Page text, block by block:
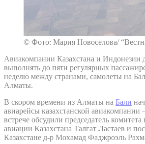
© Фото: Мария Новоселова/
Авиакомпании Казахстана и Индонезии
выполнять до пяти регулярных
неделю между странами, самолеты на
Алматы.
В скором времени из Алматы на Бали
авиарейсы казахстанской авиакомпании
встрече обсудили председатель комитета
авиации Казахстана Талгат Ластаев и
Казахстане д-р Мохамад Фаджроэль